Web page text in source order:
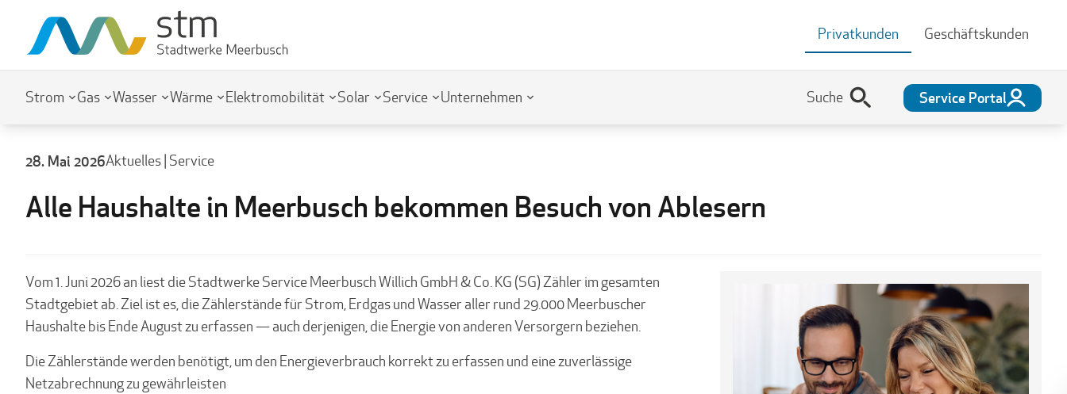
Privatkunden Geschäftskunden
Strom Gas Wasser Wärme Elektromobilität Solar Service Unternehmen Service Portal
28. Mai 2026Aktuelles| Service
Alle Haushalte in Meerbusch bekommen Besuch von Ablesern
Vom 1. Juni 2026 an liest die Stadtwerke Service Meerbusch Willich GmbH & Co. KG (SG) Zähler im gesamten
Stadtgebiet ab. Ziel ist es, die Zählerstände für Strom, Erdgas und Wasser aller rund 29.000 Meerbuscher
Haushalte bis Ende August zu erfassen — auch derjenigen, die Energie von anderen Versorgern beziehen.
Die Zählerstände werden benötigt, um den Energieverbrauch korrekt zu erfassen und eine zuverlässige
Netzabrechnung zu gewährleisten